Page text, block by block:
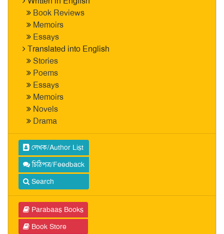
Book Reviews
Memoirs
Essays
Translated into English
Stories
Poems
Essays
Memoirs
Novels
Drama
লেখক/Author List
চিঠিপত্র/Feedback
Search
Parabaas Books
Book Store